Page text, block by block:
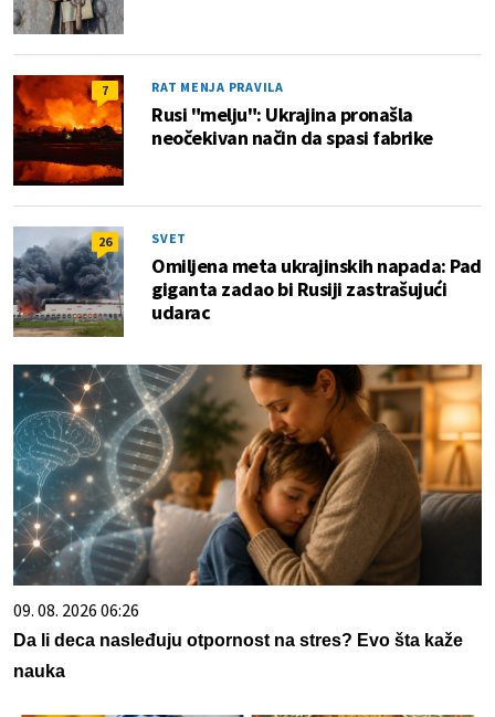
7 RAT MENJA PRAVILA
Rusi "melju": Ukrajina pronašla
neočekivan način da spasi fabrike
26 SVET
Omiljena meta ukrajinskih napada: Pad
giganta zadao bi Rusiji zastrašujući
udarac
09. 08. 2026 06:26
Da li deca nasleđuju otpornost na stres? Evo šta kaže
nauka